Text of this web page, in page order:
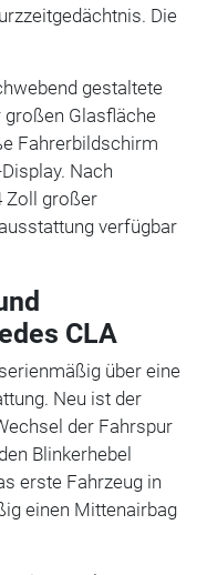
Die
gestaltete
großen Glasfläche
Fahrerbildschirm
Nach
Zoll großer
verfügbar
CLA
serienmäßig über eine
Neu ist der
der Fahrspur
Blinkerhebel
erste Fahrzeug in
einen Mittenairbag